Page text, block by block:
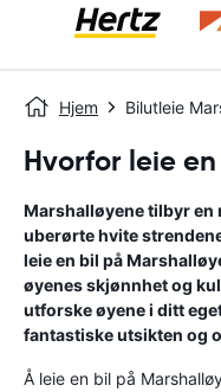
Hjem Bilutleie
Hvorfor leie
Marshalløyene tilbyr en
uberørte hvite
leie en bil på
øyenes skjønnhet og
utforske øyene i ditt
fantastiske utsikten og
Å leie en bil på